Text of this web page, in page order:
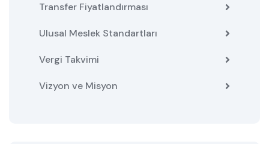
Transfer Fiyatlandırması
Ulusal Meslek Standartları
Vergi Takvimi
Vizyon ve Misyon